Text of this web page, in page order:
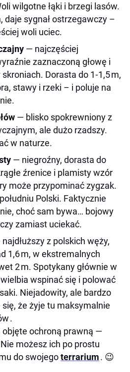
wilgotne łąki i brzegi lasów.
daje sygnał ostrzegawczy –
woli uciec.
— najczęściej
zaznaczoną głowę i
Dorasta do 1‑1,5 m,
stawy i rzeki – i poluje na
— blisko spokrewniony z
ale dużo rzadszy.
w naturze.
— niegroźny, dorasta do
źrenice i plamisty wzór
może przypominać zygzak.
Polski. Faktycznie
choć sam bywa… bojowy
zamiast uciekać.
z polskich węży,
1,6 m, w ekstremalnych
2 m. Spotykany głównie w
wspinać się i polować
Niejadowity, ale bardzo
że żyje tu maksymalnie
.
ochroną prawną —
możesz ich po prostu
do swojegoterrarium. 😉